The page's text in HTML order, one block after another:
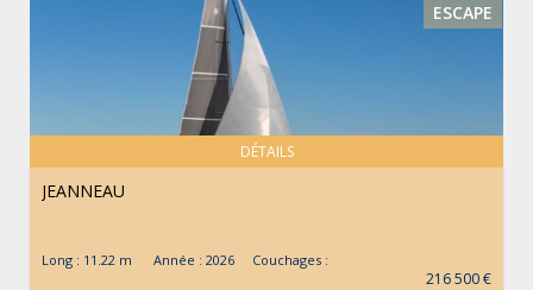
DÉTAILS
ESCAPE
JEANNEAU
Long : 11.22 m Année : 2026 Couchages :
216 500 €